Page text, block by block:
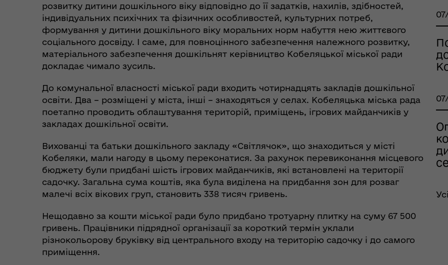
Дії населення при
небезпечних подіях та
надзвичайних ситуаціях
Координаційний штаб з
питань поводження з
військовополоненими
(КШППВ)
розвитку дитини дошкільного віку відповідно до її задатків, нахилів, здібностей,
індивідуальних психічних та фізичних особливостей, культурних потреб,
формування у дитини дошкільного віку моральних норм набуття нею життєвого
соціального досвіду. І саме, для повноцінного забезпечення належного розвитку,
матеріального забезпечення дошкільнят керівництво Кобеляцької міської ради
докладає чимало зусиль.
До комунальної власності міської ради входить чотирнадцять закладів дошкільної
освіти. Два – розміщені у міста, інші – знаходяться у селах. Кобеляцька міська рада
поетапно проводить облаштування територій, приміщень, ігрових майданчиків у
закладах дошкільної освіти.
Вихованці та батьки дошкільного закладу «Світлячок», що знаходиться у місті
Кобеляки, мали нагоду в цьому переконатися. За рахунок перевиконання місцевого
бюджету були придбані шість ігрових майданчиків, які встановлені на території
садочку. Загальна сума коштів, яка була виділена на придбання зон для розваг
малечі всіх вікових груп, становить 338 тисяч гривень.
Нещодавно за кошти міської ради було придбано тротуарну плитку на суму 67 500
гривень. Працівники підрядної організації за короткий термін уклали
різнокольорову бруківку від центрального входу на територію садочку і до самого
приміщення.